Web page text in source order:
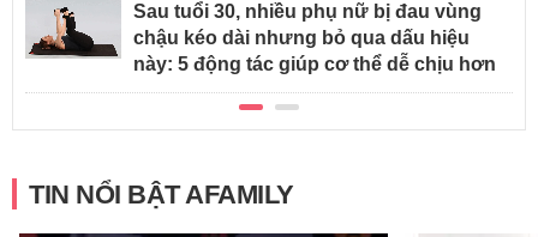
Sau tuổi 30, nhiều phụ nữ bị đau vùng
chậu kéo dài nhưng bỏ qua dấu hiệu
này: 5 động tác giúp cơ thể dễ chịu hơn
TIN NỔI BẬT AFAMILY